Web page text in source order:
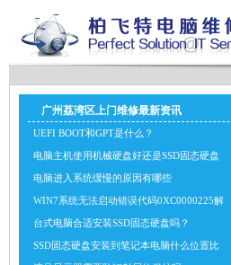
广州荔湾区上门维修最新资讯
UEFI BOOT和GPT是什么？
电脑主机使用机械硬盘好还是SSD固态硬盘
电脑进入系统缓慢的原因有哪些
WIN7系统无法启动错误代码0XC0000225解
台式电脑合适安装SSD固态硬盘吗？
SSD固态硬盘安装到笔记本电脑什么位置比